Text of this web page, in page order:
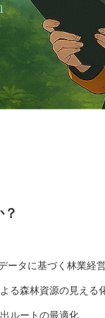
ータに基づく林業経
る森林資源の見える
ルートの最適化